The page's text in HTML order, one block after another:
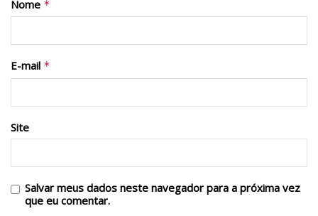
Nome *
E-mail *
Site
Salvar meus dados neste navegador para a próxima vez
que eu comentar.